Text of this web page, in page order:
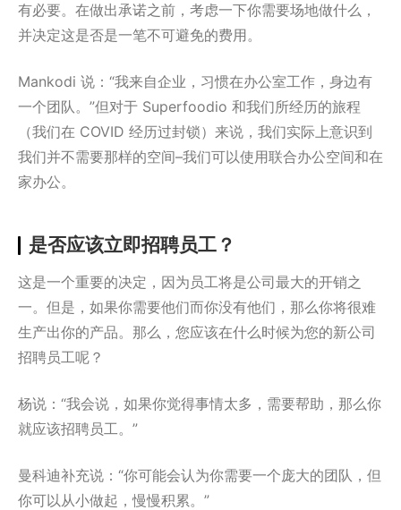
有必要。在做出承诺之前，考虑一下你需要场地做什么，
并决定这是否是一笔不可避免的费用。
Mankodi 说：“我来自企业，习惯在办公室工作，身边有
一个团队。”但对于 Superfoodio 和我们所经历的旅程
（我们在 COVID 经历过封锁）来说，我们实际上意识到
我们并不需要那样的空间–我们可以使用联合办公空间和在
家办公。
是否应该立即招聘员工？
这是一个重要的决定，因为员工将是公司最大的开销之
一。但是，如果你需要他们而你没有他们，那么你将很难
生产出你的产品。那么，您应该在什么时候为您的新公司
招聘员工呢？
杨说：“我会说，如果你觉得事情太多，需要帮助，那么你
就应该招聘员工。”
曼科迪补充说：“你可能会认为你需要一个庞大的团队，但
你可以从小做起，慢慢积累。”